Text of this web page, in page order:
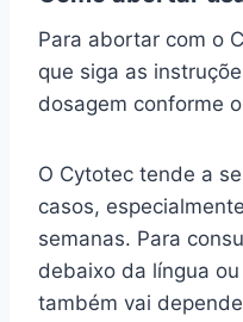
Para abortar com o
que siga as
dosagem conforme
O Cytotec tende a
casos,
semanas. Para
debaixo da língua
também vai